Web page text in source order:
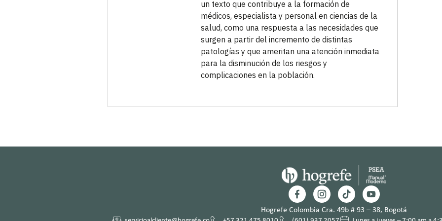
un texto que contribuye a la formación de
médicos, especialista y personal en ciencias de la
salud, como una respuesta a las necesidades que
surgen a partir del incremento de distintas
patologías y que ameritan una atención inmediata
para la disminución de los riesgos y
complicaciones en la población.
Hogrefe Colombia Cra. 49b # 93 – 38, Bogotá